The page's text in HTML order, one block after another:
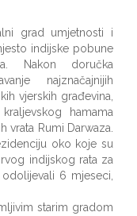
grad umjetnosti i
indijske pobune
Nakon doručka
najznačajnijih
vjerskih građevina,
hamama
vrata Rumi Darwaza.
oko koje su
indijskog rata za
6 mjeseci,
starim gradom